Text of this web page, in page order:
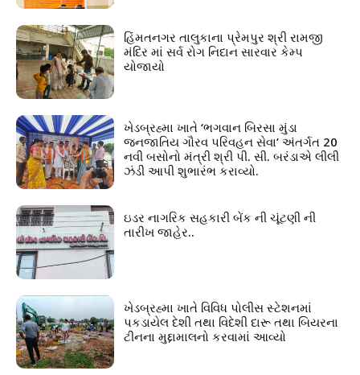
હિંમતનગર તાલુકાના પ્રેમપુર શ્રી રામજી
મંદિર માં સર્વ રોગ નિદાન સારવાર કેમ્પ
યોજાયો
ખેડબ્રહ્મા ખાતે ‘ભગવાન બિરસા મુંડા
જનજાતિય ગૌરવ પરિવહન સેવા’ અંતર્ગત 20
નવી બસોનો મંત્રી શ્રી પી. સી. બરંડાએ લીલી
ઝંડી આપી શુભારંભ કરાવ્યો.
ઇડર નાગરિક સહકારી બેંક ની ચૂંટણી ની
તારીખ જાહેર..
ખેડબ્રહ્મા ખાતે વિવિધ પોલીસ સ્ટેશનમાં
પકડાયેલ દેશી તથા વિદેશી દારૂ તથા બિયરના
ટીનના મુદ્દામાલનો કરવામાં આવ્યો